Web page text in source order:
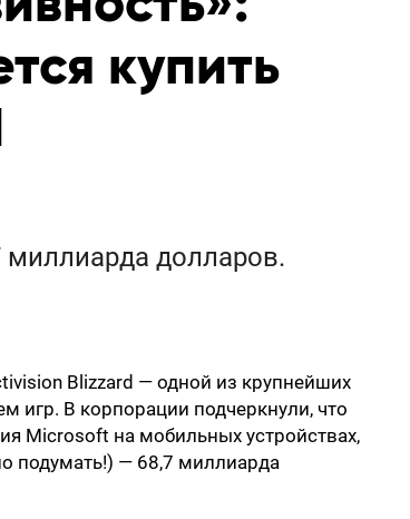
купить
долларов.
Blizzard — одной из крупнейших
игр. В корпорации подчеркнули, что
Microsoft на мобильных устройствах,
подумать!) — 68,7 миллиарда